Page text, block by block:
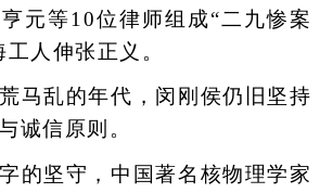
元等10位律师组成“二九惨案
人伸张正义。
乱的年代，闵刚侯仍旧坚持
诚信原则。
坚守，中国著名核物理学家